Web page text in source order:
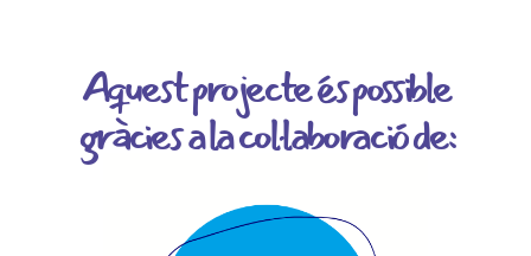
Aquest projecte és possible
gràcies a la col·laboració de: